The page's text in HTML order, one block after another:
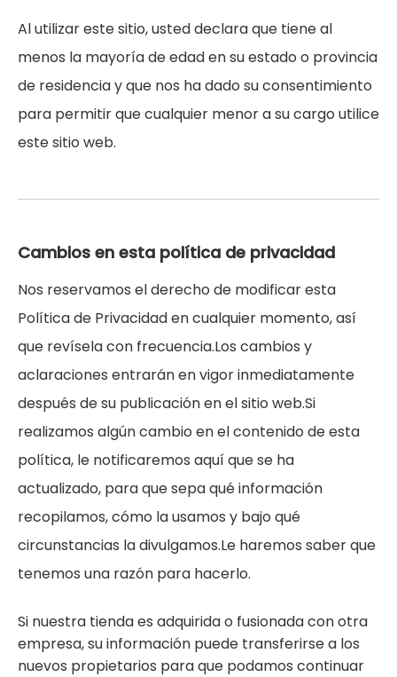
Al utilizar este sitio, usted declara que tiene al
menos la mayoría de edad en su estado o provincia
de residencia y que nos ha dado su consentimiento
para permitir que cualquier menor a su cargo utilice
este sitio web.
Cambios en esta política de privacidad
Nos reservamos el derecho de modificar esta
Política de Privacidad en cualquier momento, así
que revísela con frecuencia.Los cambios y
aclaraciones entrarán en vigor inmediatamente
después de su publicación en el sitio web.Si
realizamos algún cambio en el contenido de esta
política, le notificaremos aquí que se ha
actualizado, para que sepa qué información
recopilamos, cómo la usamos y bajo qué
circunstancias la divulgamos.Le haremos saber que
tenemos una razón para hacerlo.
Si nuestra tienda es adquirida o fusionada con otra
empresa, su información puede transferirse a los
nuevos propietarios para que podamos continuar